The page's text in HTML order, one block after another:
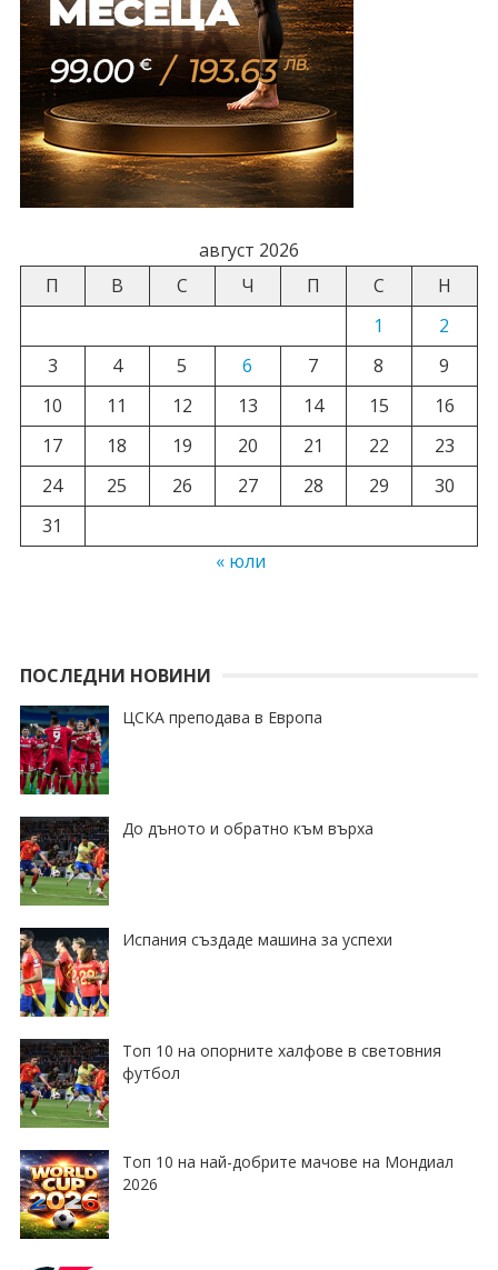
август 2026
П
В С Ч П С
Н
1
2
3
4 5 6 7 8
9
10
11 12 13 14 15
16
17
18 19 20 21 22
23
24
25 26 27 28 29
30
31
« юли
ПОСЛЕДНИ НОВИНИ
ЦСКА преподава в Европа
До дъното и обратно към върха
Испания създаде машина за успехи
Топ 10 на опорните халфове в световния
футбол
Топ 10 на най-добрите мачове на Мондиал
2026